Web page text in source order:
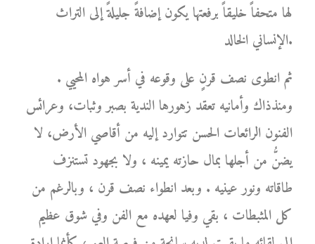
لها متحفاً خليقاً برفعتها يكون إضافةً جليلةً إلى التراث
الإنساني الخالد.
ثم انطوى نصف قرنٍ على وقوعه في أسر هواه المحيي .
ومنذذاك وأمانيه تعقد زهورها الندية بصبر وثبات، وعرائس
الفنون الرائعات الحسن تتوارد إليه من أقاصي الأرض، لا
يضنُّ من أجلها بمال حازته يمينه ، ولا بجهود تستنزف
طاقاته ونور عينيه . وبعد انطواء نصف قرن ، وبالرغم من
كل المثبطات ، بقي وفيا لعهده مع الفن وفي شوق عظيم